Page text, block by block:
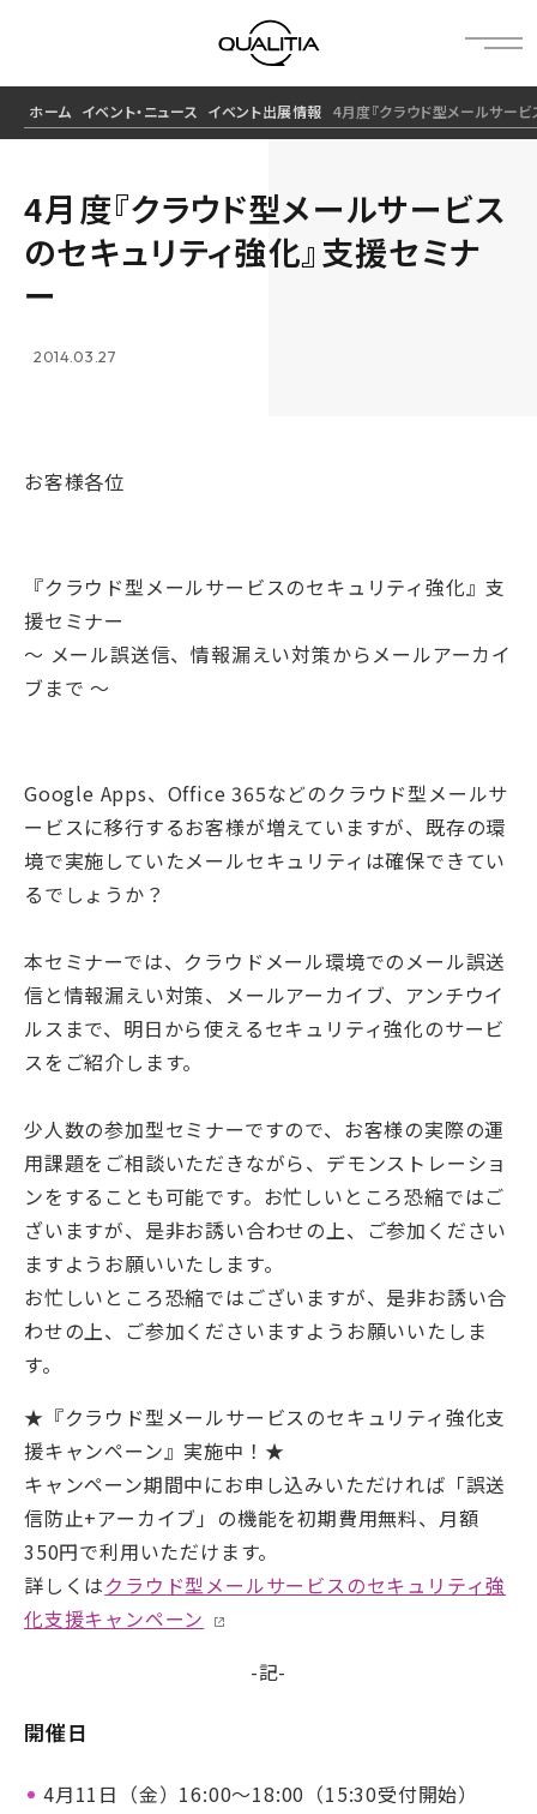
ホーム イベント・ニュース イベント出展情報 4月度『クラウド型メールサー
4月度『クラウド型メールサービス
のセキュリティ強化』支援セミナ
ー
2014.03.27
お客様各位
『クラウド型メールサービスのセキュリティ強化』支
援セミナー
～ メール誤送信、情報漏えい対策からメールアーカイ
ブまで ～
Google Apps、Office 365などのクラウド型メールサ
ービスに移行するお客様が増えていますが、既存の環
境で実施していたメールセキュリティは確保できてい
るでしょうか？
本セミナーでは、クラウドメール環境でのメール誤送
信と情報漏えい対策、メールアーカイブ、アンチウイ
ルスまで、明日から使えるセキュリティ強化のサービ
スをご紹介します。
少人数の参加型セミナーですので、お客様の実際の運
用課題をご相談いただきながら、デモンストレーショ
ンをすることも可能です。お忙しいところ恐縮ではご
ざいますが、是非お誘い合わせの上、ご参加ください
ますようお願いいたします。
お忙しいところ恐縮ではございますが、是非お誘い合
わせの上、ご参加くださいますようお願いいたしま
す。
★『クラウド型メールサービスのセキュリティ強化支
援キャンペーン』実施中！★
キャンペーン期間中にお申し込みいただければ「誤送
信防止+アーカイブ」の機能を初期費用無料、月額
350円で利用いただけます。
詳しくはクラウド型メールサービスのセキュリティ強
化支援キャンペーン
-記-
開催日
4月11日（金）16:00～18:00（15:30受付開始）